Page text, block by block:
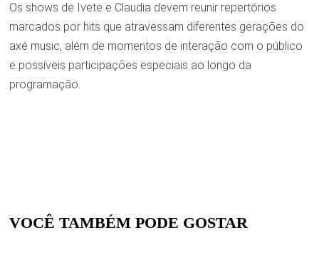
Os shows de Ivete e Claudia devem reunir repertórios
marcados por hits que atravessam diferentes gerações do
axé music, além de momentos de interação com o público
e possíveis participações especiais ao longo da
programação.
VOCÊ TAMBÉM PODE GOSTAR